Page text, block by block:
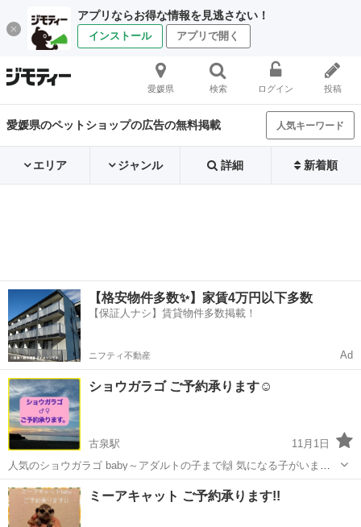
アプリならお得な情報を見逃さない！
インストール アプリで開く
愛媛県 検索 ログイン 投稿
愛媛県のペットショップの広告の無料掲載 人気キーワード
エリア ジャンル 詳細 新着順
【格安物件多数✨】家賃4万円以下多数
【保証人ナシ】賃貸物件多数掲載！
ニフティ不動産 Ad
ショウガラゴ ご予約承ります☺️
古泉駅
11月1日
人気のショウガラゴ baby～アダルトの子まで🙌 気になる子がいまし
たらご予約承っております。 お気軽にご連絡くださいませ🙇‍♀️
愛媛 伊予郡 古泉駅 ペットショップ
ミーアキャット ご予約承ります!!